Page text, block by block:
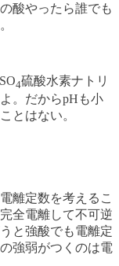
酸やったら誰でも
4硫酸水素ナトリ
。だからpHも小
とはない。
離定数を考えるこ
全電離して不可逆
と強酸でも電離定
強弱がつくのは電